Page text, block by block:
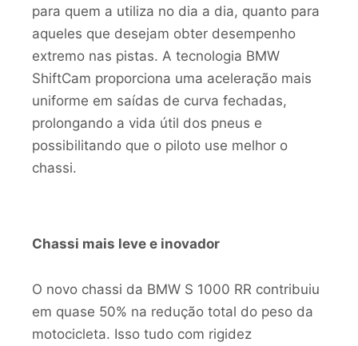
para quem a utiliza no dia a dia, quanto para
aqueles que desejam obter desempenho
extremo nas pistas. A tecnologia BMW
ShiftCam proporciona uma aceleração mais
uniforme em saídas de curva fechadas,
prolongando a vida útil dos pneus e
possibilitando que o piloto use melhor o
chassi.
Chassi mais leve e inovador
O novo chassi da BMW S 1000 RR contribuiu
em quase 50% na redução total do peso da
motocicleta. Isso tudo com rigidez